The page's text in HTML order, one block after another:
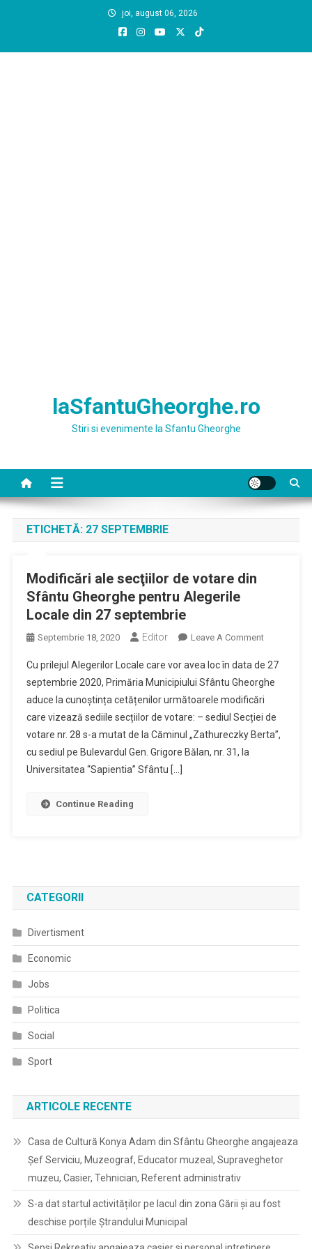
joi, august 06, 2026
laSfantuGheorghe.ro
Stiri si evenimente la Sfantu Gheorghe
ETICHETĂ: 27 SEPTEMBRIE
Modificări ale secţiilor de votare din
Sfântu Gheorghe pentru Alegerile
Locale din 27 septembrie
Septembrie 18, 2020 Editor Leave A CommentOn
Ale
Secţiilor
De
Votare
Din
Cu prilejul Alegerilor Locale care vor avea loc în data de 27
septembrie 2020, Primăria Municipiului Sfântu Gheorghe
aduce la cunoștința cetățenilor următoarele modificări
care vizează sediile secțiilor de votare: – sediul Secției de
votare nr. 28 s-a mutat de la Căminul „Zathureczky Berta”,
cu sediul pe Bulevardul Gen. Grigore Bălan, nr. 31, la
Universitatea “Sapientia” Sfântu […]
Continue Reading
CATEGORII
Divertisment
Economic
Jobs
Politica
Social
Sport
ARTICOLE RECENTE
Casa de Cultură Konya Adam din Sfântu Gheorghe angajeaza
Șef Serviciu, Muzeograf, Educator muzeal, Supraveghetor
muzeu, Casier, Tehnician, Referent administrativ
S-a dat startul activităților pe lacul din zona Gării și au fost
deschise porțile Ștrandului Municipal